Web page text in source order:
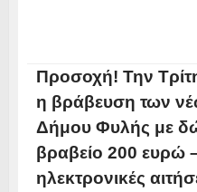
Προσοχή! Την
η βράβευση των
Δήμου Φυλής με
βραβείο 200 ευρώ
ηλεκτρονικές